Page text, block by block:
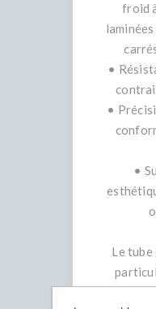
froid
•
•
•
Le tube
aux